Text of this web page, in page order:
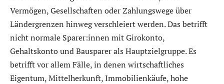
Vermögen, Gesellschaften oder Zahlungswege über
Ländergrenzen hinweg verschleiert werden. Das betrifft
nicht normale Sparer:innen mit Girokonto,
Gehaltskonto und Bausparer als Hauptzielgruppe. Es
betrifft vor allem Fälle, in denen wirtschaftliches
Eigentum, Mittelherkunft, Immobilienkäufe, hohe